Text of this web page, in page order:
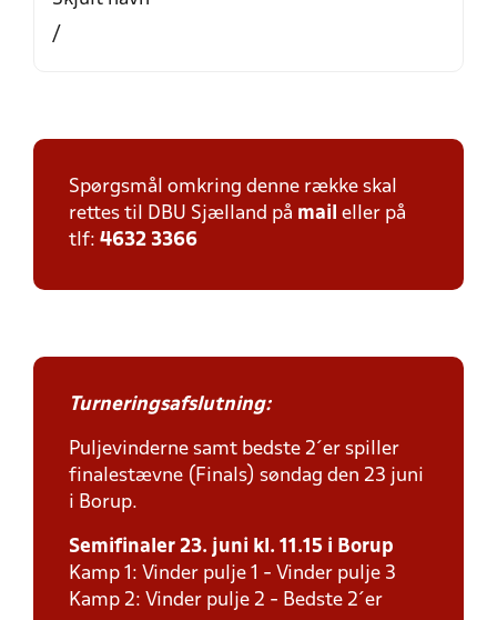
/
Spørgsmål omkring denne række skal
rettes til DBU Sjælland på mail eller på
tlf: 4632 3366
Turneringsafslutning:
Puljevinderne samt bedste 2´er spiller
finalestævne (Finals) søndag den 23 juni
i Borup.
Semifinaler 23. juni kl. 11.15 i Borup
Kamp 1: Vinder pulje 1 - Vinder pulje 3
Kamp 2: Vinder pulje 2 - Bedste 2´er